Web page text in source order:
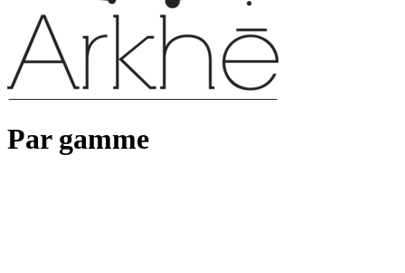
Par gamme